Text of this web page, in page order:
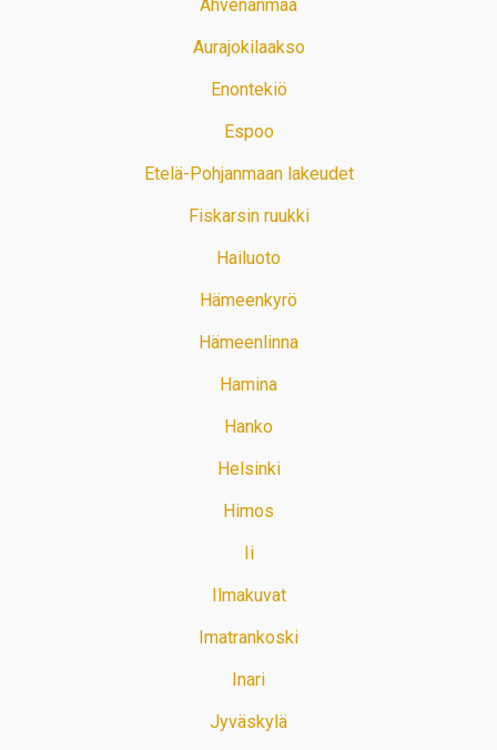
Ahvenanmaa
Aurajokilaakso
Enontekiö
Espoo
Etelä-Pohjanmaan lakeudet
Fiskarsin ruukki
Hailuoto
Hämeenkyrö
Hämeenlinna
Hamina
Hanko
Helsinki
Himos
Ii
Ilmakuvat
Imatrankoski
Inari
Jyväskylä